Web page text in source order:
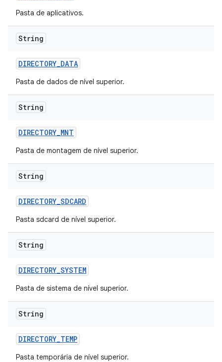
Pasta de aplicativos.
String
DIRECTORY_DATA
Pasta de dados de nível superior.
String
DIRECTORY_MNT
Pasta de montagem de nível superior.
String
DIRECTORY_SDCARD
Pasta sdcard de nível superior.
String
DIRECTORY_SYSTEM
Pasta de sistema de nível superior.
String
DIRECTORY_TEMP
Pasta temporária de nível superior.